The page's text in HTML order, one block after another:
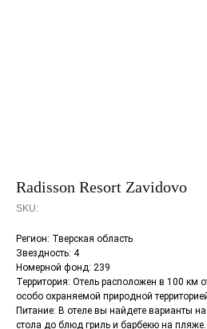
Radisson Resort Zavidovo
SKU:
Регион: Тверская область
Звездность: 4
Номерной фонд: 239
Территория: Отель расположен в 100 км
особо охраняемой природной
Питание: В отеле вы найдете варианты
стола до блюд гриль и барбекю на